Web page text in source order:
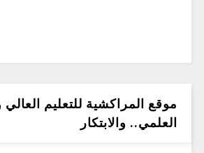
موقع المراكشية للتعليم
العلمي.. والابتكار